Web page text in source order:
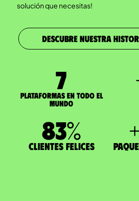
solución que necesitas!
DESCUBRE NUESTRA
7
Plataformas en todo el
mundo
83%
Clientes felices